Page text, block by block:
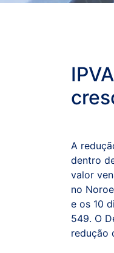
A
dentro
valor
no
e os 10
549. O
redução